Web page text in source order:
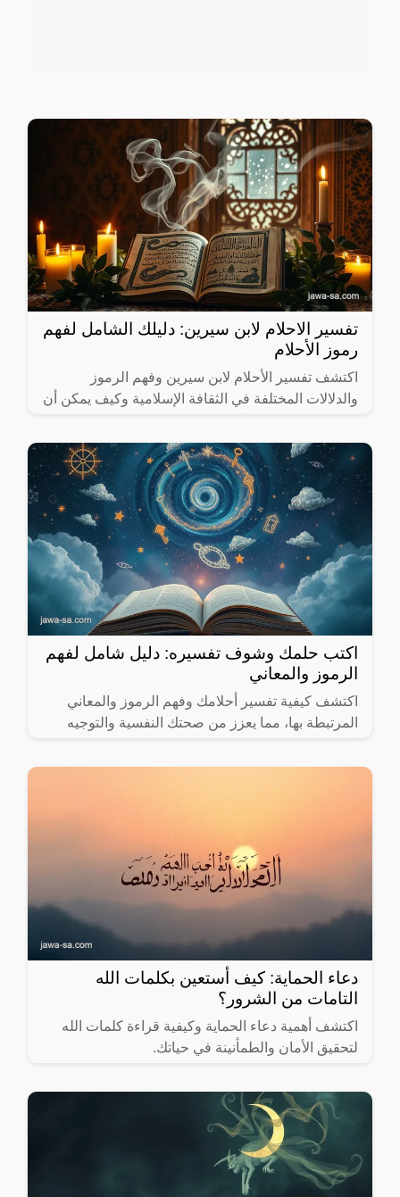
تفسير الاحلام لابن سيرين: دليلك الشامل لفهم
رموز الأحلام
اكتشف تفسير الأحلام لابن سيرين وفهم الرموز
والدلالات المختلفة في الثقافة الإسلامية وكيف يمكن أن
اكتب حلمك وشوف تفسيره: دليل شامل لفهم
الرموز والمعاني
اكتشف كيفية تفسير أحلامك وفهم الرموز والمعاني
المرتبطة بها، مما يعزز من صحتك النفسية والتوجيه
دعاء الحماية: كيف أستعين بكلمات الله
التامات من الشرور؟
اكتشف أهمية دعاء الحماية وكيفية قراءة كلمات الله
لتحقيق الأمان والطمأنينة في حياتك.